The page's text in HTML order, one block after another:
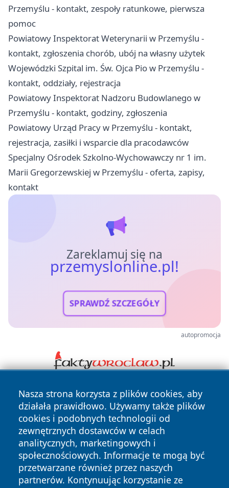
Przemyślu - kontakt, zespoły ratunkowe, pierwsza
pomoc
Powiatowy Inspektorat Weterynarii w Przemyślu -
kontakt, zgłoszenia chorób, ubój na własny użytek
Wojewódzki Szpital im. Św. Ojca Pio w Przemyślu -
kontakt, oddziały, rejestracja
Powiatowy Inspektorat Nadzoru Budowlanego w
Przemyślu - kontakt, godziny, zgłoszenia
Powiatowy Urząd Pracy w Przemyślu - kontakt,
rejestracja, zasiłki i wsparcie dla pracodawców
Specjalny Ośrodek Szkolno-Wychowawczy nr 1 im.
Marii Gregorzewskiej w Przemyślu - oferta, zapisy,
kontakt
Zareklamuj się na
przemyslonline.pl!
SPRAWDŹ SZCZEGÓŁY
autopromocja
Nasza strona korzysta z plików cookies, aby
działała prawidłowo. Używamy także plików
cookies i podobnych technologii od
zewnętrznych dostawców w celach
analitycznych, marketingowych i
społecznościowych. Informacje te mogą być
przetwarzane również przez naszych
partnerów. Kontynuując korzystanie ze
Copyright © 2026 przemyslonline.pl Wszystkie prawa
zastrzeżone.